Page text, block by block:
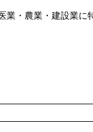
業・農業・建設業に